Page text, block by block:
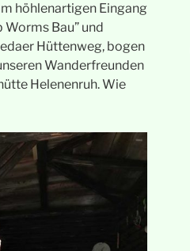
höhlenartigen Eingang
Bau” und
Hüttenweg, bogen
Wanderfreunden
Helenenruh. Wie